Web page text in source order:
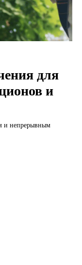
для
и
и непрерывным